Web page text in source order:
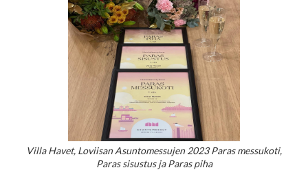
Villa Havet, Loviisan Asuntomessujen 2023 Paras messukoti,
Paras sisustus ja Paras piha